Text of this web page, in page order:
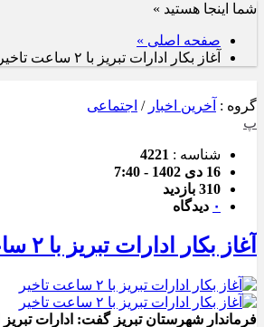
شما اینجا هستید »
صفحه اصلی »
آغاز بکار ادارات تبریز با ۲ ساعت تاخیر
گروه : آخرین اخبار / اجتماعی
پ
شناسه : 4221
16 دی 1402 - 7:40
310 بازدید
۰ دیدگاه
آغاز بکار ادارات تبریز با ۲ ساعت تاخیر